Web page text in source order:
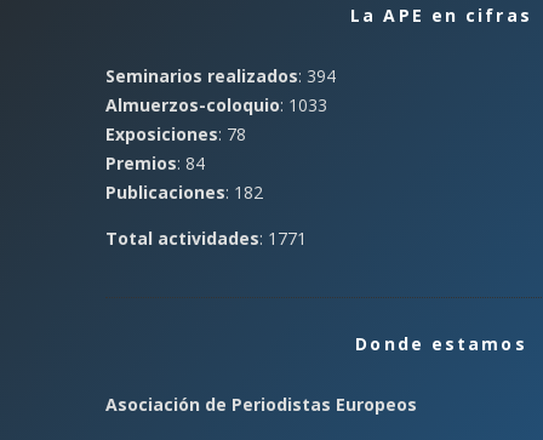
La APE en cifras
Seminarios realizados: 394
Almuerzos-coloquio: 1033
Exposiciones: 78
Premios: 84
Publicaciones: 182
Total actividades: 1771
Donde estamos
Asociación de Periodistas Europeos